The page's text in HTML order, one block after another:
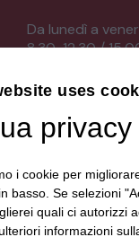
Da lunedì a
8,30-12,30 /
9,00-12,30 /
Le aperture
sono
sui nostri canali
uses
i cookie per
basso. Se selezioni
quali ci autorizzi
informazioni